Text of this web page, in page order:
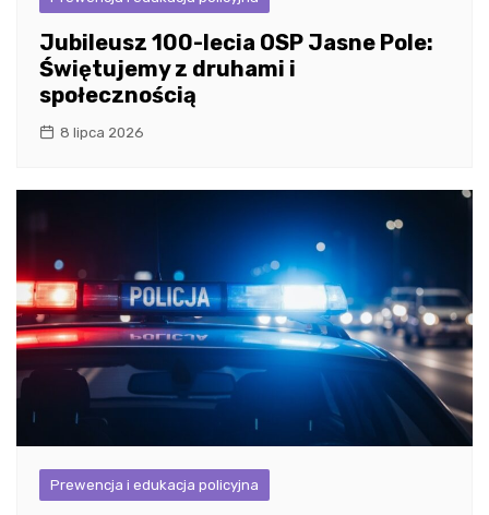
Jubileusz 100-lecia OSP Jasne Pole:
Świętujemy z druhami i
społecznością
8 lipca 2026
Prewencja i edukacja policyjna